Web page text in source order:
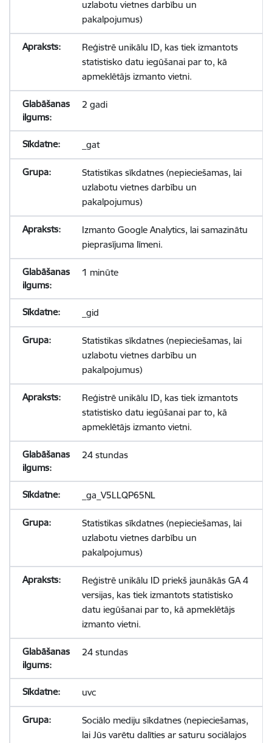
uzlabotu vietnes darbību un
pakalpojumus)
Reģistrē unikālu ID, kas tiek izmantots
statistisko datu iegūšanai par to, kā
apmeklētājs izmanto vietni.
2 gadi
_gat
Statistikas sīkdatnes (nepieciešamas, lai
uzlabotu vietnes darbību un
pakalpojumus)
Izmanto Google Analytics, lai samazinātu
pieprasījuma līmeni.
1 minūte
_gid
Statistikas sīkdatnes (nepieciešamas, lai
uzlabotu vietnes darbību un
pakalpojumus)
Reģistrē unikālu ID, kas tiek izmantots
statistisko datu iegūšanai par to, kā
apmeklētājs izmanto vietni.
24 stundas
_ga_V5LLQP65NL
Statistikas sīkdatnes (nepieciešamas, lai
uzlabotu vietnes darbību un
pakalpojumus)
Reģistrē unikālu ID priekš jaunākās GA 4
versijas, kas tiek izmantots statistisko
datu iegūšanai par to, kā apmeklētājs
izmanto vietni.
24 stundas
uvc
Sociālo mediju sīkdatnes (nepieciešamas,
lai Jūs varētu dalīties ar saturu sociālajos